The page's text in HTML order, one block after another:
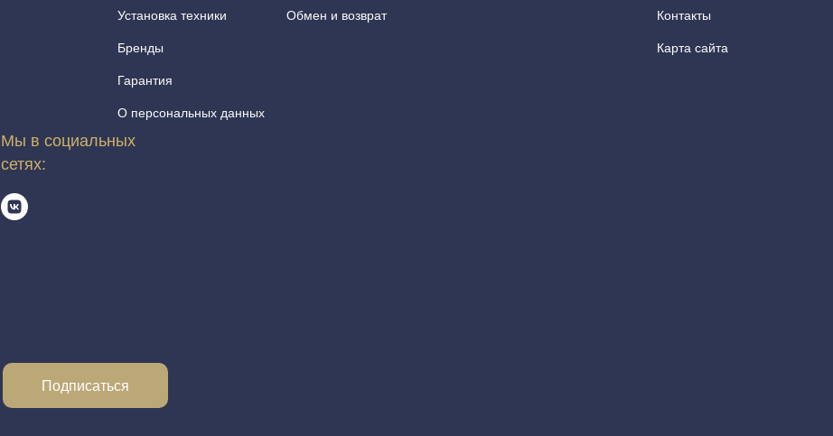
Установка техники
Бренды
Гарантия
О персональных данных
Обмен и возврат Контакты
Карта сайта
Мы в социальных
сетях:
Подписаться